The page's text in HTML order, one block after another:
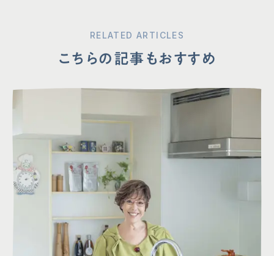
RELATED ARTICLES
こちらの記事もおすすめ